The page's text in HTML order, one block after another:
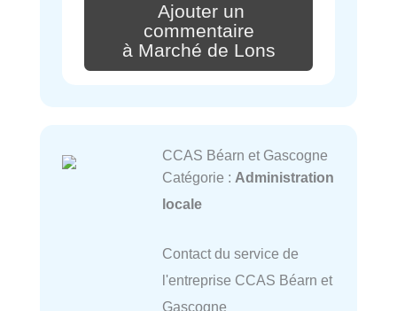
Ajouter un
commentaire
à Marché de Lons
CCAS Béarn et Gascogne
Catégorie : Administration
locale
Contact du service de
l'entreprise CCAS Béarn et
Gascogne